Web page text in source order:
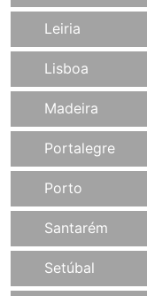
Leiria
Lisboa
Madeira
Portalegre
Porto
Santarém
Setúbal